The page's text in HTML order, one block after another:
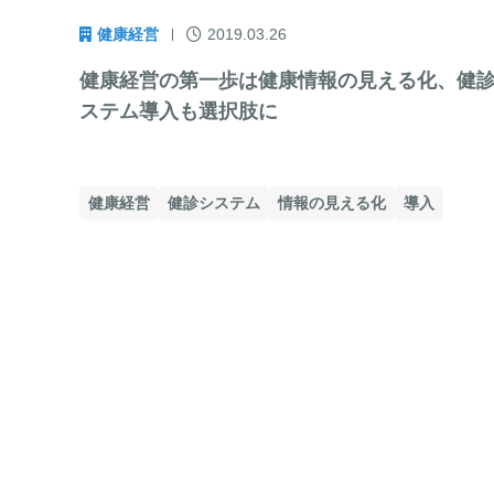
健康経営 2019.03.26
健康経営の第一歩は健康情報の見える化、健
ステム導入も選択肢に
健康経営 健診システム 情報の見える化 導入